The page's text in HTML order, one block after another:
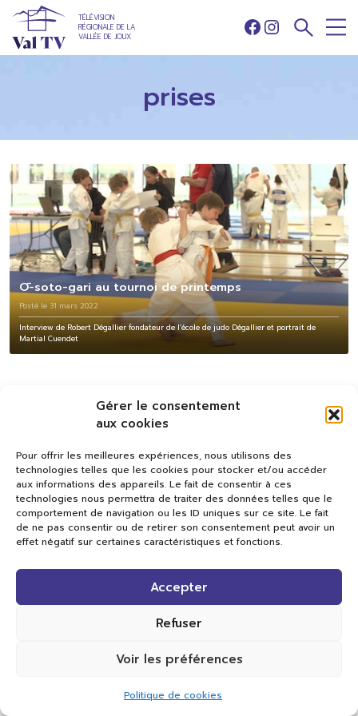
Gérer le consentement
aux cookies
Pour offrir les meilleures expériences, nous utilisons des
technologies telles que les cookies pour stocker et/ou accéder
aux informations des appareils. Le fait de consentir à ces
technologies nous permettra de traiter des données telles que le
comportement de navigation ou les ID uniques sur ce site. Le fait
de ne pas consentir ou de retirer son consentement peut avoir un
effet négatif sur certaines caractéristiques et fonctions.
Accepter
Refuser
Voir les préférences
Politique de cookies
TÉLÉVISION
RÉGIONALE DE LA
VALLÉE DE JOUX
Facebook
Instagram
prises
Ō-soto-gari au tournoi de printemps
Posté le 31 mars 2022
Interview de Robert Dégallier fondateur de l’école de judo Dégallier et portrait de
Martial Cuendet
Val TV
Centre de Compétences Médias
Rue du Pont-Neuf 24
Tous droits réservés.
Réalisation Cavin-Baudat Digital Lab